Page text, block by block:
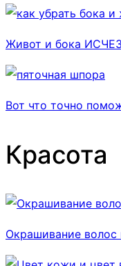
Живот и бока
Вот что точно
Красота
Окрашивание